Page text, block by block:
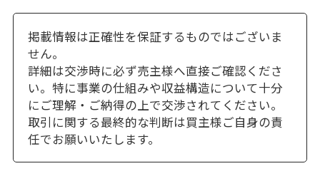
掲載情報は正確性を保証するものではございま
せん。
詳細は交渉時に必ず売主様へ直接ご確認くださ
い。特に事業の仕組みや収益構造について十分
にご理解・ご納得の上で交渉されてください。
取引に関する最終的な判断は買主様ご自身の責
任でお願いいたします。